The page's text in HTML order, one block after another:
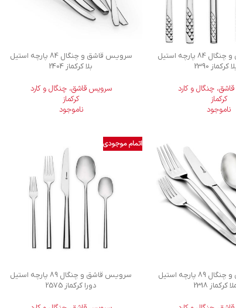
سرویس قاشق و چنگال 84 پارچه استیل
کرکماز 2390
چنگال و کارد
کرکماز
ناموجود
سرویس قاشق و چنگال 84 پارچه استیل
بلا کرکماز 2404
سرویس قاشق، چنگال و کارد
کرکماز
ناموجود
سرویس قاشق و چنگال 89 پارچه استیل
کرکماز 2318
اتمام موجودی
سرویس قاشق و چنگال 89 پارچه استیل
دورا کرکماز 2575